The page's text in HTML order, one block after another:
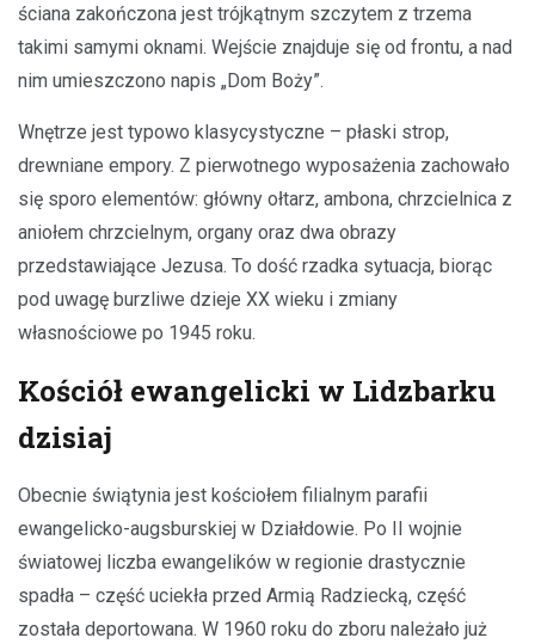
ściana zakończona jest trójkątnym szczytem z trzema
takimi samymi oknami. Wejście znajduje się od frontu, a nad
nim umieszczono napis „Dom Boży”.
Wnętrze jest typowo klasycystyczne – płaski strop,
drewniane empory. Z pierwotnego wyposażenia zachowało
się sporo elementów: główny ołtarz, ambona, chrzcielnica z
aniołem chrzcielnym, organy oraz dwa obrazy
przedstawiające Jezusa. To dość rzadka sytuacja, biorąc
pod uwagę burzliwe dzieje XX wieku i zmiany
własnościowe po 1945 roku.
Kościół ewangelicki w Lidzbarku
dzisiaj
Obecnie świątynia jest kościołem filialnym parafii
ewangelicko-augsburskiej w Działdowie. Po II wojnie
światowej liczba ewangelików w regionie drastycznie
spadła – część uciekła przed Armią Radziecką, część
została deportowana. W 1960 roku do zboru należało już